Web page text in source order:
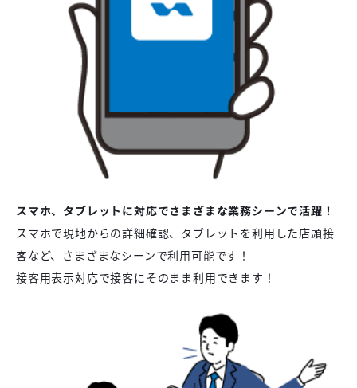
スマホ、タブレットに対応でさまざまな業務シーンで活躍！
スマホで現地からの詳細確認、タブレットを利用した店頭接
客など、さまざまなシーンで利用可能です！
接客用表示対応で接客にそのまま利用できます！